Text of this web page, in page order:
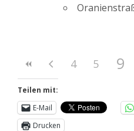
4 5 6
9
Teilen mit:
E-Mail
Drucken